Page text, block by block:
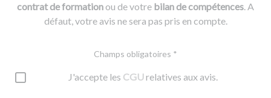
contrat de formationou de votre bilan de compétences. A
défaut, votre avis ne sera pas pris en compte.
Champs obligatoires *
J'accepte les CGUrelatives aux avis.